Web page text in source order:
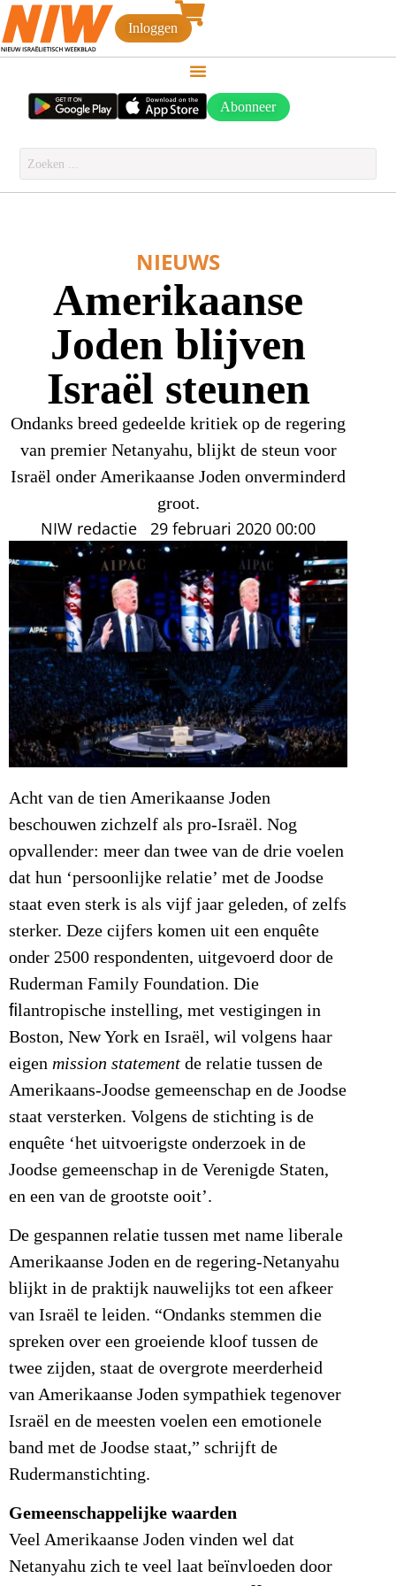
Inloggen
Abonneer
NIEUWS
Amerikaanse
Joden blijven
Israël steunen
Ondanks breed gedeelde kritiek op de regering
van premier Netanyahu, blijkt de steun voor
Israël onder Amerikaanse Joden onverminderd
groot.
NIW redactie 29 februari 2020 00:00
Acht van de tien Amerikaanse Joden
beschouwen zichzelf als pro-Israël. Nog
opvallender: meer dan twee van de drie voelen
dat hun ‘persoonlijke relatie’ met de Joodse
staat even sterk is als vijf jaar geleden, of zelfs
sterker. Deze cijfers komen uit een enquête
onder 2500 respondenten, uitgevoerd door de
Ruderman Family Foundation. Die
ﬁlantropische instelling, met vestigingen in
Boston, New York en Israël, wil volgens haar
eigen mission statement de relatie tussen de
Amerikaans-Joodse gemeenschap en de Joodse
staat versterken. Volgens de stichting is de
enquête ‘het uitvoerigste onderzoek in de
Joodse gemeenschap in de Verenigde Staten,
en een van de grootste ooit’.
De gespannen relatie tussen met name liberale
Amerikaanse Joden en de regering-Netanyahu
blijkt in de praktijk nauwelijks tot een afkeer
van Israël te leiden. “Ondanks stemmen die
spreken over een groeiende kloof tussen de
twee zijden, staat de overgrote meerderheid
van Amerikaanse Joden sympathiek tegenover
Israël en de meesten voelen een emotionele
band met de Joodse staat,” schrijft de
Rudermanstichting.
Gemeenschappelijke waarden
Veel Amerikaanse Joden vinden wel dat
Netanyahu zich te veel laat beïnvloeden door